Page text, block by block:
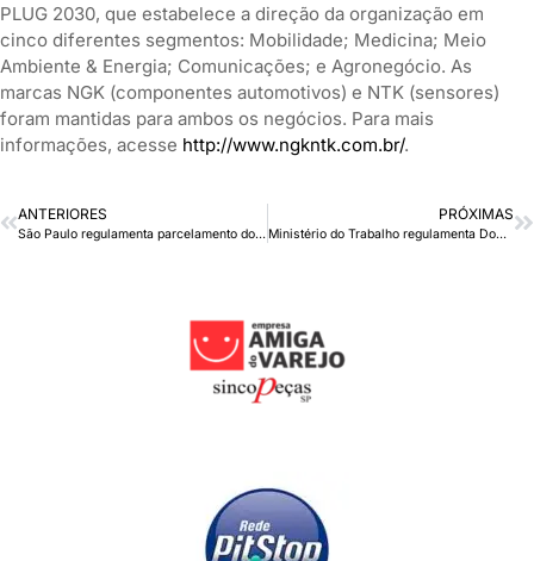
PLUG 2030, que estabelece a direção da organização em
cinco diferentes segmentos: Mobilidade; Medicina; Meio
Ambiente & Energia; Comunicações; e Agronegócio. As
marcas NGK (componentes automotivos) e NTK (sensores)
foram mantidas para ambos os negócios. Para mais
informações, acesse http://www.ngkntk.com.br/.
ANTERIORES
São Paulo regulamenta parcelamento do ICMS das vendas de dezembro do varejo
PRÓXIMAS
Ministério do Trabalho regulamenta Domicílio Eletrônico Trabalhista (DET)